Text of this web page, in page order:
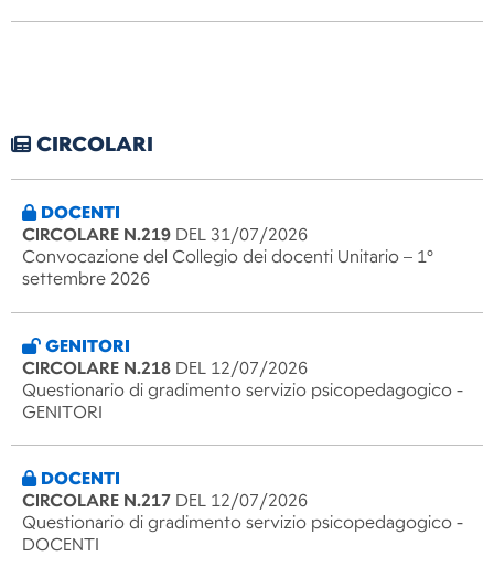
CIRCOLARI
DOCENTI
CIRCOLARE N.219 DEL 31/07/2026
Convocazione del Collegio dei docenti Unitario – 1°
settembre 2026
GENITORI
CIRCOLARE N.218 DEL 12/07/2026
Questionario di gradimento servizio psicopedagogico -
GENITORI
DOCENTI
CIRCOLARE N.217 DEL 12/07/2026
Questionario di gradimento servizio psicopedagogico -
DOCENTI